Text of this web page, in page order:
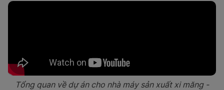
Tổng quan về dự án cho nhà máy sản xuất xi măng -